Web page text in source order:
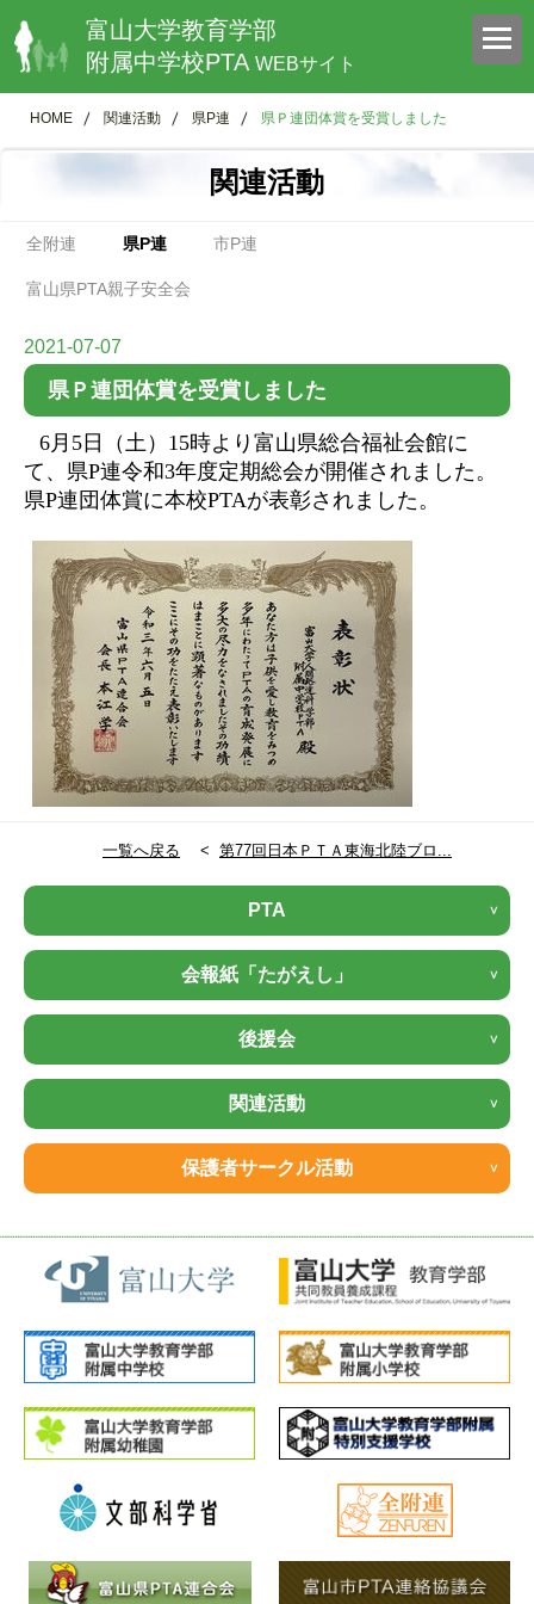
富山大学教育学部
附属中学校PTA WEBサイト
HOME 関連活動 県P連 県Ｐ連団体賞を受賞しました
関連活動
全附連 県P連 市P連
富山県PTA親子安全会
2021-07-07
県Ｐ連団体賞を受賞しました
6月 5 日（土） 15時より富山県総合福祉会館に
て、県P連令和3年度定期総会が開催されました。
県P連団体賞に本校PTAが表彰されました。
一覧へ戻る < 第77回日本ＰＴＡ東海北陸ブロ...
PTA
会報紙「たがえし」
後援会
関連活動
保護者サークル活動